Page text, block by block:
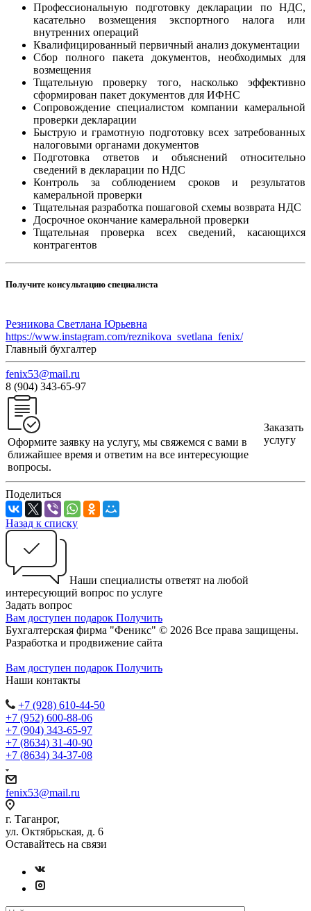
Профессиональную подготовку декларации по НДС,
касательно возмещения экспортного налога или
внутренних операций
Квалифицированный первичный анализ документации
Сбор полного пакета документов, необходимых для
возмещения
Тщательную проверку того, насколько эффективно
сформирован пакет документов для ИФНС
Сопровождение специалистом компании камеральной
проверки декларации
Быструю и грамотную подготовку всех затребованных
налоговыми органами документов
Подготовка ответов и объяснений относительно
сведений в декларации по НДС
Контроль за соблюдением сроков и результатов
камеральной проверки
Тщательная разработка пошаговой схемы возврата НДС
Досрочное окончание камеральной проверки
Тщательная проверка всех сведений, касающихся
контрагентов
Получите консультацию специалиста
Резникова Светлана Юрьевна
https://www.instagram.com/reznikova_svetlana_fenix/
Главный бухгалтер
fenix53@mail.ru
8 (904) 343-65-97
Оформите заявку на услугу, мы свяжемся с вами в
ближайшее время и ответим на все интересующие
вопросы.
Заказать
услугу
Поделиться
Назад к списку
Наши специалисты ответят на любой
интересующий вопрос по услуге
Задать вопрос
Вам доступен подарок Получить
Бухгалтерская фирма "Феникс" © 2026 Все права защищены.
Разработка и продвижение сайта
Вам доступен подарок Получить
Наши контакты
+7 (928) 610-44-50
+7 (952) 600-88-06
+7 (904) 343-65-97
+7 (8634) 31-40-90
+7 (8634) 34-37-08
fenix53@mail.ru
г. Таганрог,
ул. Октябрьская, д. 6
Оставайтесь на связи